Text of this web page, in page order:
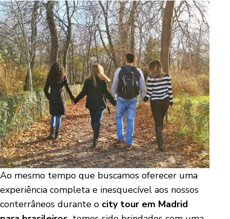
Ao mesmo tempo que buscamos oferecer uma
experiência completa e inesquecível aos nossos
conterrâneos durante o city tour em Madrid